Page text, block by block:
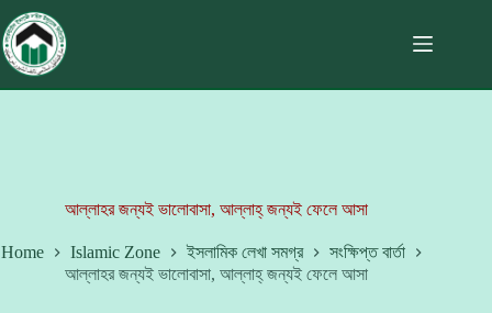
আল্লাহর জন্যই ভালোবাসা, আল্লাহ্ জন্যই ফেলে আসা
Home Islamic Zone ইসলামিক লেখা সমগ্র
সংক্ষিপ্ত বার্তা
আল্লাহর জন্যই ভালোবাসা, আল্লাহ্ জন্যই ফেলে আসা